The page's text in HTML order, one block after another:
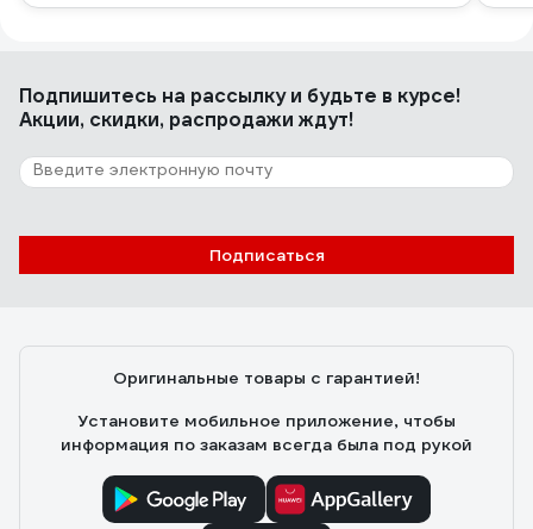
Подпишитесь на рассылкуи будьте в курсе!
Акции, скидки, распродажи ждут!
Подписаться
Оригинальные товары с гарантией!
Установите мобильное приложение, чтобы
информация по заказам всегда была под рукой